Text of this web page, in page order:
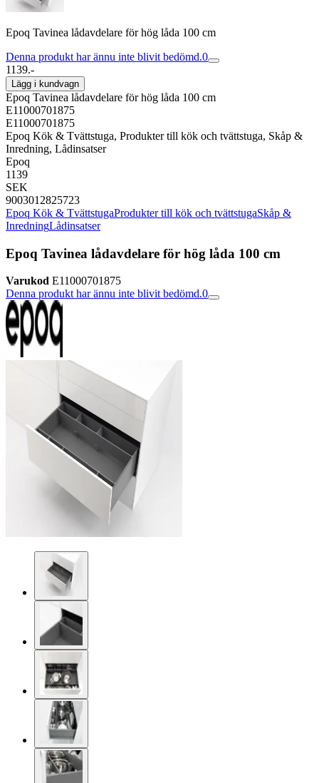
Epoq Tavinea lådavdelare för hög låda 100 cm
Denna produkt har ännu inte blivit bedömd.0
1139.-
Lägg i kundvagn
Epoq Tavinea lådavdelare för hög låda 100 cm
E11000701875
E11000701875
Epoq Kök & Tvättstuga, Produkter till kök och tvättstuga, Skåp &
Inredning, Lådinsatser
Epoq
1139
SEK
9003012825723
Epoq Kök & TvättstugaProdukter till kök och tvättstugaSkåp &
InredningLådinsatser
Epoq Tavinea lådavdelare för hög låda 100 cm
Varukod E11000701875
Denna produkt har ännu inte blivit bedömd.0